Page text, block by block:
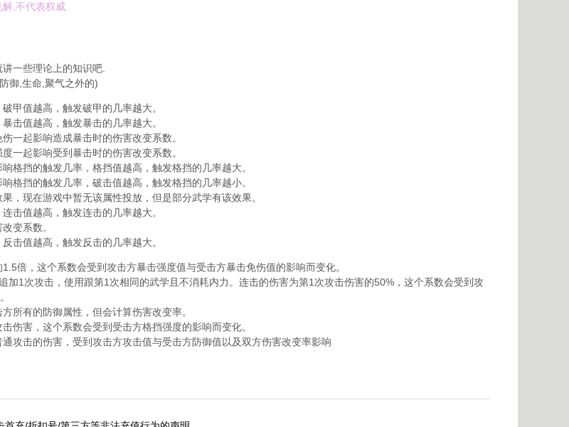
,不代表权威.
一些理论上的知识吧.
御,生命,聚气之外的)
甲值越高，触发破甲的几率越大。
击值越高，触发暴击的几率越大。
一起影响造成暴击时的伤害改变系数。
一起影响受到暴击时的伤害改变系数。
格挡的触发几率，格挡值越高，触发格挡的几率越大。
格挡的触发几率，破击值越高，触发格挡的几率越小。
，现在游戏中暂无该属性投放，但是部分武学有该效果。
击值越高，触发连击的几率越大。
变系数。
击值越高，触发反击的几率越大。
倍，这个系数会受到攻击方暴击强度值与受击方暴击免伤值的影响而变化。
加1次攻击，使用跟第1次相同的武学且不消耗内力。连击的伤害为第1次攻击伤害的50%，这个系数会受到攻
所有的防御属性，但会计算伤害改变率。
伤害，这个系数会受到受击方格挡强度的影响而变化。
攻击的伤害，受到攻击方攻击值与受击方防御值以及双方伤害改变率影响